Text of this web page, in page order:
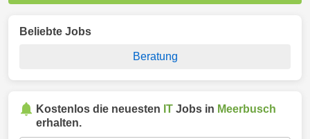
Beliebte Jobs
Beratung
Kostenlos die neuesten IT Jobs in Meerbusch
erhalten.